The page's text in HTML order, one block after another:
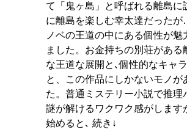
て「鬼ヶ島」と呼ばれる離島に
に離島を楽しむ幸太達だった
ノベの王道の中にある個性が魅
ました。お金持ちの別荘がある
な王道な展開と､個性的なキャ
と、この作品にしかないモノが
た。普通ミステリー小説で推理
謎が解けるワクワク感がします
始めると､ 続き↓